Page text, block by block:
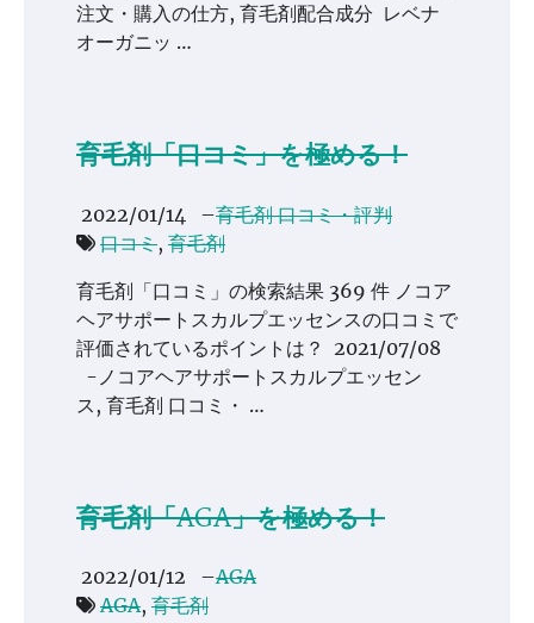
注文・購入の仕方, 育毛剤配合成分 レベナ
オーガニッ …
育毛剤「口コミ」を極める！
2022/01/14 –育毛剤 口コミ・評判
口コミ, 育毛剤
育毛剤「口コミ」の検索結果 369 件 ノコア
ヘアサポートスカルプエッセンスの口コミで
評価されているポイントは？ 2021/07/08
-ノコアヘアサポートスカルプエッセン
ス, 育毛剤 口コミ・ …
育毛剤「AGA」を極める！
2022/01/12 –AGA
AGA, 育毛剤